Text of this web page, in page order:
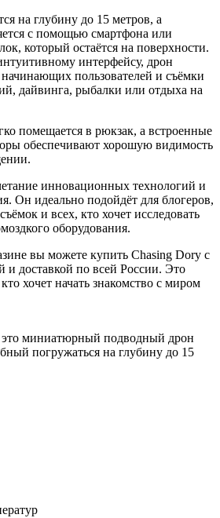
на глубину до 15 метров, а
с помощью смартфона или
который остаётся на поверхности.
интерфейсу, дрон
пользователей и съёмки
дайвинга, рыбалки или отдыха на
помещается в рюкзак, а встроенные
обеспечивают хорошую видимость
инновационных технологий и
Он идеально подойдёт для блогеров,
и всех, кто хочет исследовать
оборудования.
вы можете купить Chasing Dory с
и доставкой по всей России. Это
хочет начать знакомство с миром
это миниатюрный подводный дрон
погружаться на глубину до 15